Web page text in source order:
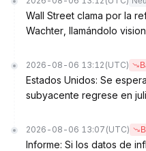
Wall Street clama por la
Wachter, llamándolo
2026-08-06 13:12 (UTC)
Estados Unidos: Se
subyacente regrese en
2026-08-06 13:07 (UTC)
Informe: Si los datos de